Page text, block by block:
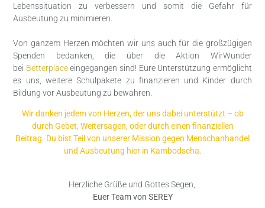
Lebenssituation zu verbessern und somit die Gefahr für
Ausbeutung zu minimieren.
Von ganzem Herzen möchten wir uns auch für die großzügigen
Spenden bedanken, die über die Aktion WirWunder
bei Betterplaceeingegangen sind! Eure Unterstützung ermöglicht
es uns, weitere Schulpakete zu finanzieren und Kinder durch
Bildung vor Ausbeutung zu bewahren.
Wir danken jedem von Herzen, der uns dabei unterstützt – ob
durch Gebet, Weitersagen, oder durch einen finanziellen
Beitrag. Du bist Teil von unserer Mission gegen Menschanhandel
und Ausbeutung hier in Kambodscha.
Herzliche Grüße und Gottes Segen,
Euer Team von SEREY